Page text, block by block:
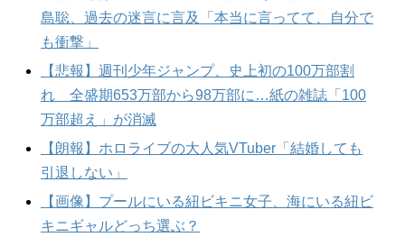
島聡、過去の迷言に言及「本当に言ってて、自分で
も衝撃」
【悲報】週刊少年ジャンプ、史上初の100万部割
れ 全盛期653万部から98万部に…紙の雑誌「100
万部超え」が消滅
【朗報】ホロライブの大人気VTuber「結婚しても
引退しない」
【画像】プールにいる紐ビキニ女子、海にいる紐ビ
キニギャルどっち選ぶ？